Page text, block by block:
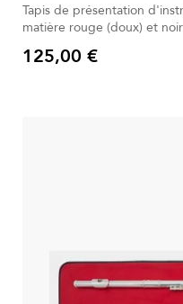
Tapis de présentation
matière rouge (doux) et
Prix
125,00 €